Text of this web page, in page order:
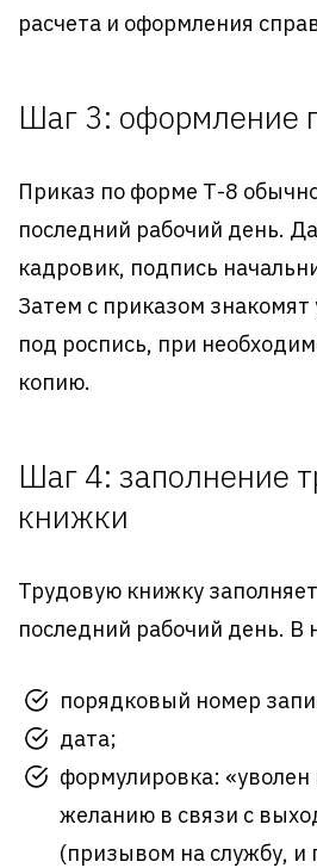
расчета и оформления
Шаг 3: оформление
Приказ по форме Т-8
последний рабочий день.
кадровик, подпись
Затем с приказом
под роспись, при
копию.
Шаг 4: заполнение
книжки
Трудовую книжку
последний рабочий день. В
порядковый номер
дата;
формулировка: «уволен
желанию в связи с
(призывом на службу, и